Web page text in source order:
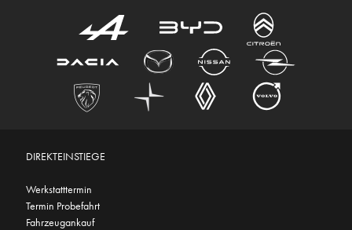
DIREKTEINSTIEGE
Werkstatttermin
Termin Probefahrt
Fahrzeugankauf